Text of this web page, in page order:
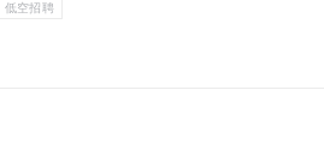
低空招聘